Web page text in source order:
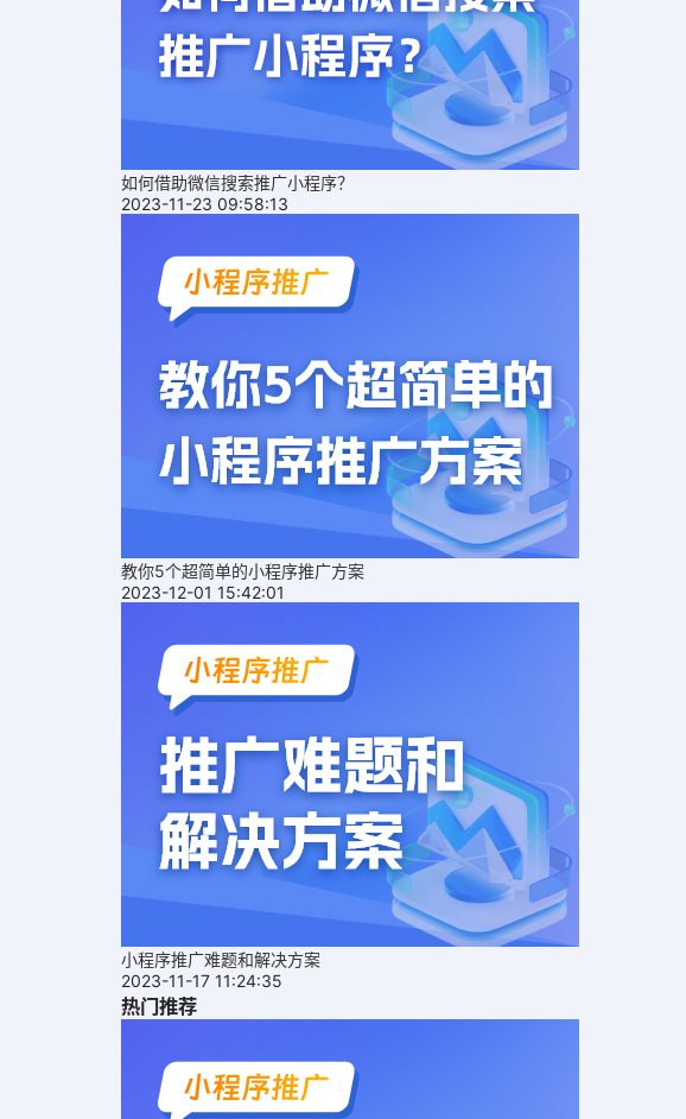
如何借助微信搜索推广小程序？
2023-11-23 09:58:13
教你5个超简单的小程序推广方案
2023-12-01 15:42:01
小程序推广难题和解决方案
2023-11-17 11:24:35
热门推荐